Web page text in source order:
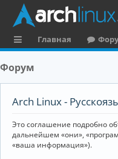
ы
и
Главная
Форум
Arch Linux -
Это соглашение подробно
дальнейшем «они»,
«ваша информация»).